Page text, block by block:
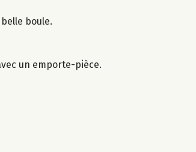
boule.
un emporte-pièce.